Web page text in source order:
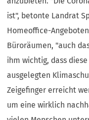
ist", betonte Landrat
Homeoffice-
Büroräumen, "auch
ihm wichtig, dass
ausgelegten
Zeigefinger erreicht
um eine wirklich